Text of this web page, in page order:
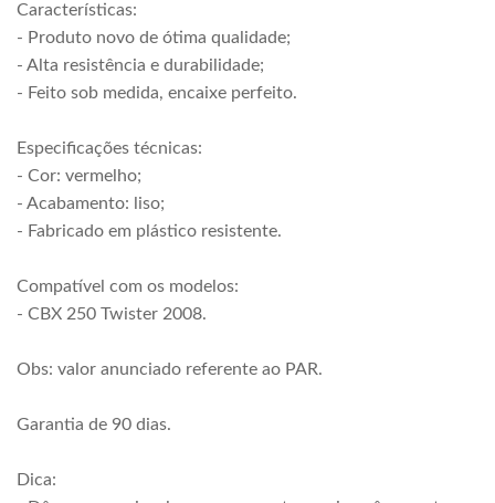
Características:
- Produto novo de ótima qualidade;
- Alta resistência e durabilidade;
- Feito sob medida, encaixe perfeito.
Especificações técnicas:
- Cor: vermelho;
- Acabamento: liso;
- Fabricado em plástico resistente.
Compatível com os modelos:
- CBX 250 Twister 2008.
Obs: valor anunciado referente ao PAR.
Garantia de 90 dias.
Dica: